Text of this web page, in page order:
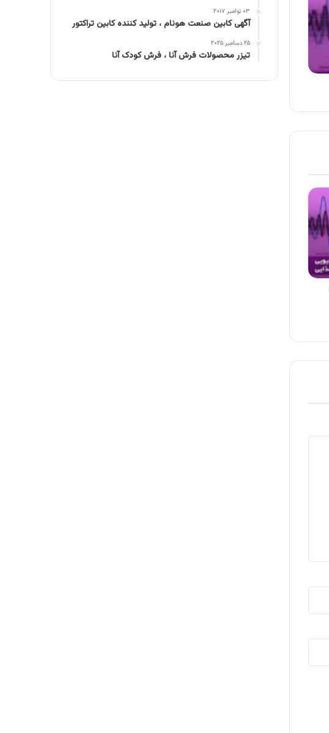
۰۳ نوامبر ۲۰۱۷
آگهی کابین صنعت هونام ، تولید کننده کابین تراکتور
۲۵ دسامبر ۲۰۲۵
تیزر محصولات فرش آنا ، فرش کودک آنا